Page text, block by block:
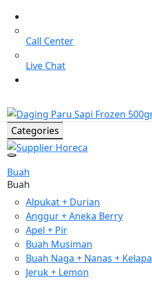
Call Center
Live Chat
Categories
Buah
Buah
Alpukat + Durian
Anggur + Aneka Berry
Apel + Pir
Buah Musiman
Buah Naga + Nanas + Kelapa
Jeruk + Lemon